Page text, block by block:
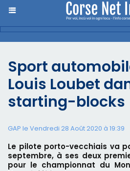
Sport
Louis Loubet
starting-blocks
GAP le Vendredi 28 Août 2020 à 19:39
Le pilote porto-vecchiais va
septembre, à ses deux
pour le championnat du